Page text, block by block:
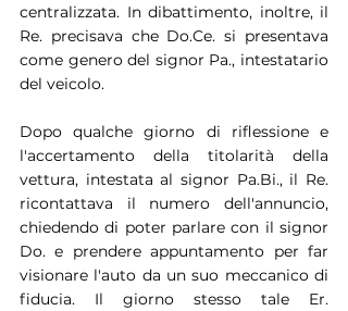
centralizzata. In dibattimento, inoltre, il
Re. precisava che Do.Ce. si presentava
come genero del signor Pa., intestatario
del veicolo.
Dopo qualche giorno di riflessione e
l'accertamento della titolarità della
vettura, intestata al signor Pa.Bi., il Re.
ricontattava il numero dell'annuncio,
chiedendo di poter parlare con il signor
Do. e prendere appuntamento per far
visionare l'auto da un suo meccanico di
fiducia. Il giorno stesso tale Er.